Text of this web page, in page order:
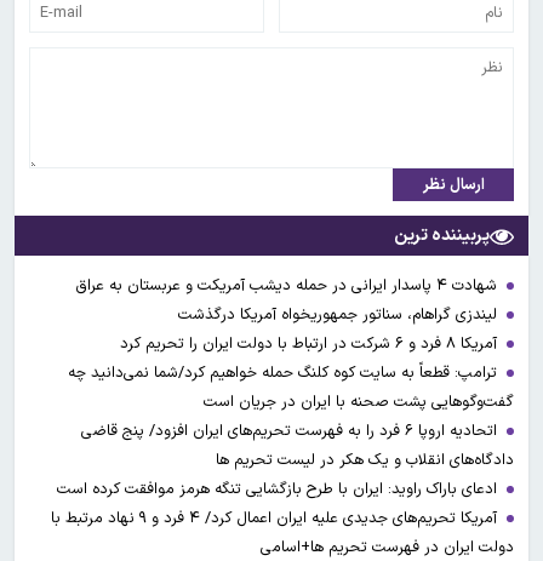
ارسال نظر
پربیننده ترین
شهادت ۴ پاسدار ایرانی در حمله دیشب آمریکت و عربستان به عراق
لیندزی گراهام، سناتور جمهوریخواه آمریکا درگذشت
آمریکا ۸ فرد و ۶ شرکت در ارتباط با دولت ایران را تحریم کرد
ترامپ: قطعاً به سایت کوه کلنگ حمله خواهیم کرد/شما نمی‌دانید چه
گفت‌وگوهایی پشت صحنه با ایران در جریان است
اتحادیه اروپا ۶ فرد را به فهرست تحریم‌های ایران افزود/ پنج قاضی
دادگاه‌های انقلاب و یک هکر در لیست تحریم ها
ادعای باراک راوید: ایران با طرح بازگشایی تنگه هرمز موافقت کرده است
آمریکا تحریم‌های جدیدی علیه ایران اعمال کرد/ ۴ فرد و ۹ نهاد مرتبط با
دولت ایران در فهرست تحریم ها+اسامی